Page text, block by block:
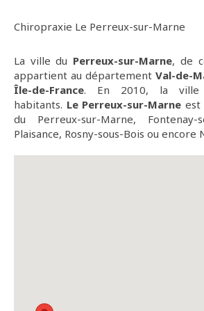
Chiropraxie Le Perreux-sur-Marne
La ville du Perreux-sur-Marne, de
appartient au département Val-de-
Île-de-France. En 2010, la ville
habitants. Le Perreux-sur-Marne est
du Perreux-sur-Marne, Fontenay-
Plaisance, Rosny-sous-Bois ou